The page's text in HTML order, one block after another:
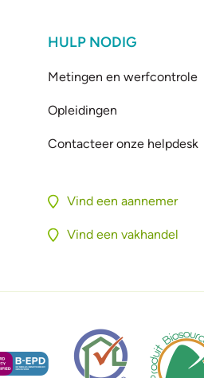
HULP NODIG
Metingen en werfcontrole
Opleidingen
Contacteer onze helpdesk
Vind een aannemer
Vind een vakhandel